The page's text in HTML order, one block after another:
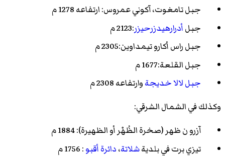
جبلتامغوت، آكوني عمروس: ارتفاعه 1278 م
جبلأدرارهيدزرحيزر:2123 م
جبل راس أكارو تيمداوين:2305 م
جبل القلعة:1677 م
جبل لالا خديجةوارتفاعه 2308 م
وكذلك في الشمال الشرقي:
آزرو ن ظهر (صخرة الظُهْر أو الظهيرة): 1884 م
تيزي برت في بلديةشلاتة،دائرة أقبو: 1756 م